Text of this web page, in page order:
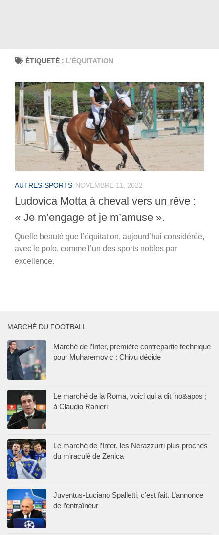
ÉTIQUETÉ : L’ÉQUITATION
AUTRES-SPORTS NOVEMBRE 11, 2022
Ludovica Motta à cheval vers un rêve :
« Je m’engage et je m’amuse ».
Quelle beauté que l’équitation, aujourd’hui considérée,
avec le polo, comme l’un des sports nobles par
excellence.
MARCHÉ DU FOOTBALL
Marché de l’Inter, première contrepartie technique
pour Muharemovic : Chivu décide
Le marché de la Roma, voici qui a dit 'no&apos ;
à Claudio Ranieri
Le marché de l’Inter, les Nerazzurri plus proches
du miraculé de Zenica
Juventus-Luciano Spalletti, c’est fait. L’annonce
de l’entraîneur